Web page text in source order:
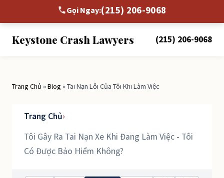
Gọi Ngay:(215) 206-9068
Keystone Crash Lawyers (215) 206-9068
Trang Chủ »Blog » Tai Nạn Lỗi Của Tôi Khi Làm Việc
Trang Chủ›
Tôi Gây Ra Tai Nạn Xe Khi Đang Làm Việc - Tôi
Có Được Bảo Hiểm Không?